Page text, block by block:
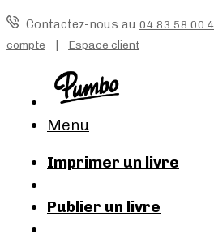
Contactez-nous au 04 83 58 00
compte | Espace client
Menu
Imprimer un livre
Publier un livre